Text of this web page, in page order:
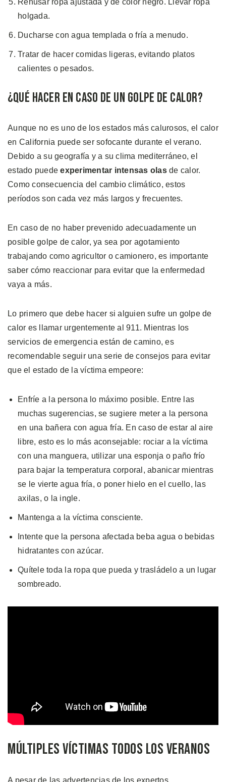
holgada.
Ducharse con agua templada o fría a menudo.
Tratar de hacer comidas ligeras, evitando platos
calientes o pesados.
¿Qué Hacer en Caso de un Golpe de Calor?
Aunque no es uno de los estados más calurosos, el calor
en California puede ser sofocante durante el verano.
Debido a su geografía y a su clima mediterráneo, el
estado puedeexperimentar intensas olasde calor.
Como consecuencia del cambio climático, estos
períodos son cada vez más largos y frecuentes.
En caso de no haber prevenido adecuadamente un
posible golpe de calor, ya sea por agotamiento
trabajando como agricultor o camionero, es importante
saber cómo reaccionar para evitar que la enfermedad
vaya a más.
Lo primero que debe hacer si alguien sufre un golpe de
calor es llamar urgentemente al 911. Mientras los
servicios de emergencia están de camino, es
recomendable seguir una serie de consejos para evitar
que el estado de la víctima empeore:
Enfríe a la persona lo máximo posible. Entre las
muchas sugerencias, se sugiere meter a la persona
en una bañera con agua fría. En caso de estar al aire
libre, esto es lo más aconsejable: rociar a la víctima
con una manguera, utilizar una esponja o paño frío
para bajar la temperatura corporal, abanicar mientras
se le vierte agua fría, o poner hielo en el cuello, las
axilas, o la ingle.
Mantenga a la víctima consciente.
Intente que la persona afectada beba agua o bebidas
hidratantes con azúcar.
Quítele toda la ropa que pueda y trasládelo a un lugar
sombreado.
Múltiples Víctimas Todos los Veranos
A pesar de las advertencias de los expertos